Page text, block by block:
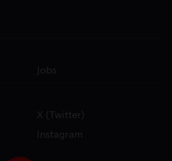
Jobs
X (Twitter)
Instagram